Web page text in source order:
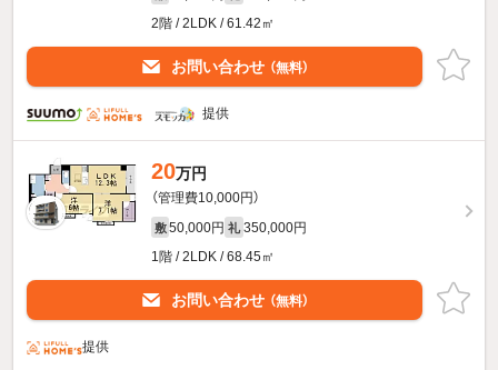
2階 / 2LDK / 61.42㎡
お問い合わせ （無料）
提供
20万円
（管理費10,000円）
敷 50,000円 礼 350,000円
1階 / 2LDK / 68.45㎡
お問い合わせ （無料）
提供